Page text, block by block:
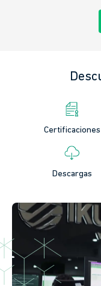
Certificaciones
Descargas